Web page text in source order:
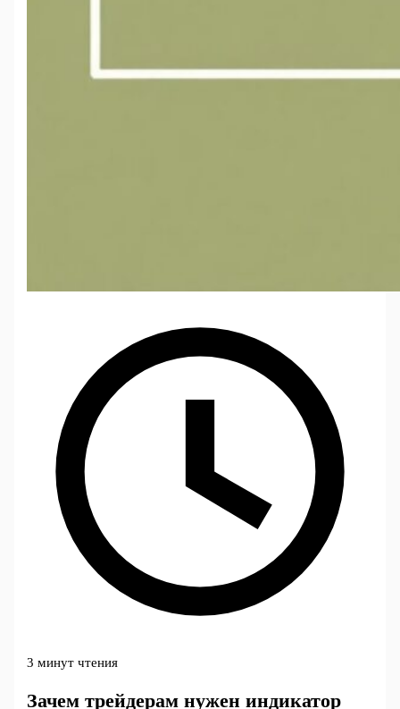
3 минут чтения
Зачем трейдерам нужен индикатор